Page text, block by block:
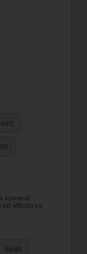
szeretnél
ezt állította be.
Elvált